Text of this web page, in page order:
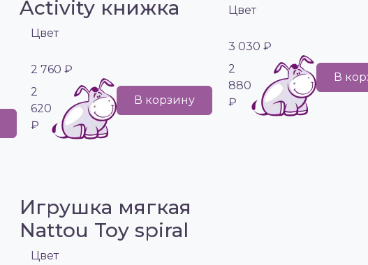
Activity книжка
Цвет
2 760 ₽
2
620
₽
В корзину
Цвет
3 030 ₽
2
880
₽
В
Игрушка мягкая
Nattou Toy spiral
Цвет